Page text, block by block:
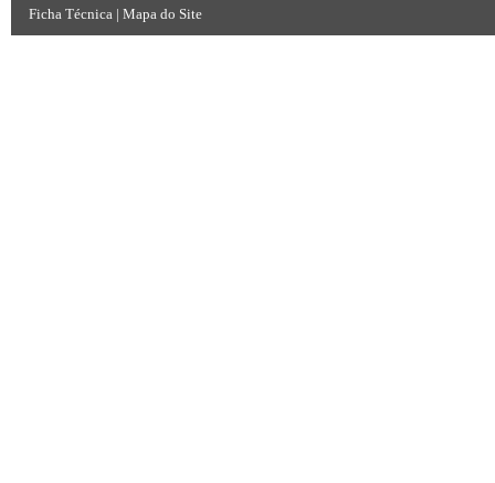
Ficha Técnica | Mapa do Site